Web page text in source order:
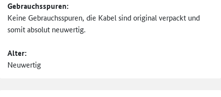
Gebrauchsspuren:
Keine Gebrauchsspuren, die Kabel sind original verpackt und
somit absolut neuwertig.
Alter:
Neuwertig